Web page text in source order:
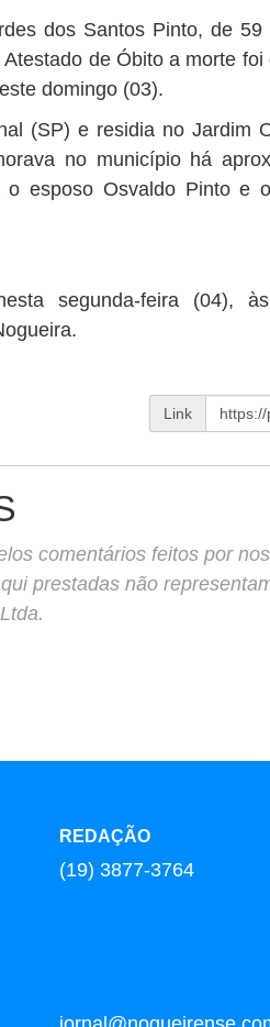
dos Santos Pinto, de 59
de Óbito a morte foi
domingo (03).
(SP) e residia no Jardim
no município há
esposo Osvaldo Pinto e
segunda-feira (04),
Link
comentários feitos por
prestadas não
REDAÇÃO
(19) 3877-3764